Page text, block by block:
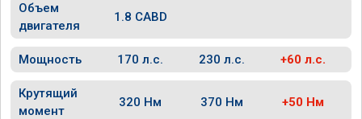
Объем
двигателя
1.8 CABD
Мощность 170 л.с. 230 л.с. +60 л.с.
Крутящий
момент
320 Нм 370 Нм +50 Нм